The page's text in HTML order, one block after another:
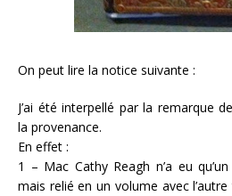
On peut lire la notice suivante :
J’ai été interpellé par la remarque
la provenance.
En effet :
1 – Mac Cathy Reagh n’a eu
mais relié en un volume avec